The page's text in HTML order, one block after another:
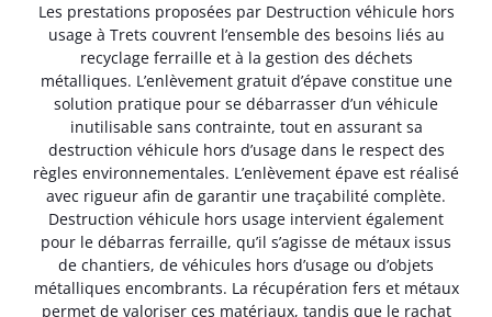
Les prestations proposées par Destruction véhicule hors
usage à Trets couvrent l’ensemble des besoins liés au
recyclage ferraille et à la gestion des déchets
métalliques. L’enlèvement gratuit d’épave constitue une
solution pratique pour se débarrasser d’un véhicule
inutilisable sans contrainte, tout en assurant sa
destruction véhicule hors d’usage dans le respect des
règles environnementales. L’enlèvement épave est réalisé
avec rigueur afin de garantir une traçabilité complète.
Destruction véhicule hors usage intervient également
pour le débarras ferraille, qu’il s’agisse de métaux issus
de chantiers, de véhicules hors d’usage ou d’objets
métalliques encombrants. La récupération fers et métaux
permet de valoriser ces matériaux, tandis que le rachat